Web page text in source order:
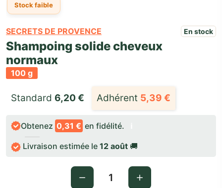
Stock faible
SECRETS DE PROVENCE En stock
Shampoing solide cheveux
normaux
100 g
Standard 6,20 € Adhérent 5,39 €
Obtenez 0,31 € en fidélité.
Livraison estimée le 12 août 🚚